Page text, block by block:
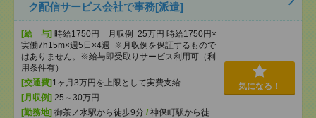
ク配信サービス会社で事務[派遣]
[給 与] 時給1750円 月収例 25万円 時給1750円×
実働7h15m×週5日×4週 ※月収例を保証するもので
はありません。※給与即受取りサービス利用可（利
用条件有）
[交通費] 1ヶ月3万円を上限として実費支給
[月収例] 25～30万円
[勤務地] 御茶ノ水駅から徒歩9分 / 神保町駅から徒
気になる！